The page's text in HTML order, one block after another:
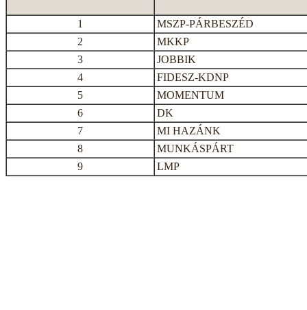
1
MSZP-PÁRBESZÉD
2
MKKP
3
JOBBIK
4
FIDESZ-KDNP
5
MOMENTUM
6
DK
7
MI HAZÁNK
8
MUNKÁSPÁRT
9
LMP